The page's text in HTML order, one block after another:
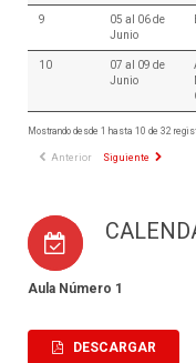
9
05 al 06 de
Junio
10
07 al 09 de
Junio
Mostrando desde 1 hasta 10 de 32
Anterior Siguiente
Aula Número 1
DESCARGAR